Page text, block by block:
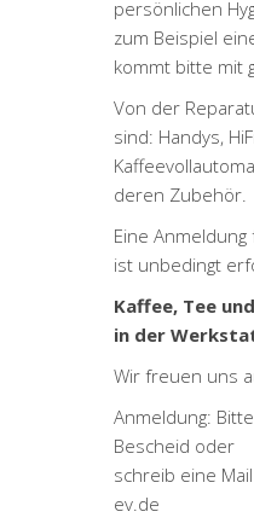
persönlichen
zum Beispiel
kommt bitte mit
Von der
sind: Handys,
deren Zubehör.
Eine
ist unbedingt
Kaffee, Tee
in der
Wir freuen uns
Anmeldung:
Bescheid oder
schreib eine
ev.de